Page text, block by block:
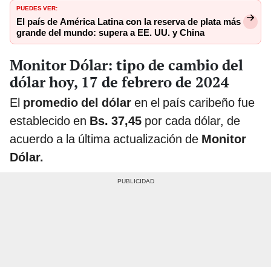
PUEDES VER:
El país de América Latina con la reserva de plata más
grande del mundo: supera a EE. UU. y China
Monitor Dólar: tipo de cambio del
dólar hoy, 17 de febrero de 2024
El promedio del dólar en el país caribeño fue
establecido en Bs. 37,45 por cada dólar, de
acuerdo a la última actualización de Monitor
Dólar.